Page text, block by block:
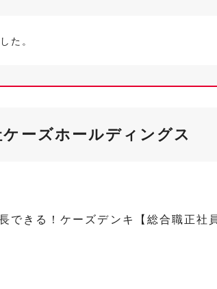
た。
ーズホールディングス
できる！ケーズデンキ【総合職正社